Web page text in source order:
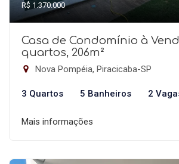
R$ 1.370.000
Casa de Condomínio à
quartos, 206m²
Nova Pompéia, Piracicaba-SP
3 Quartos 5 Banheiros 2
Mais informações